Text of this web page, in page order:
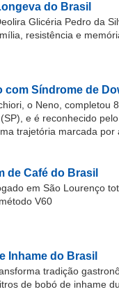
do Brasil
Glicéria Pedro da
resistência e
com Síndrome de
o Neno, completou
e é reconhecido
trajetória marcada por
de Café do Brasil
em São Lourenço
V60
Inhame do Brasil
tradição
de bobó de inhame